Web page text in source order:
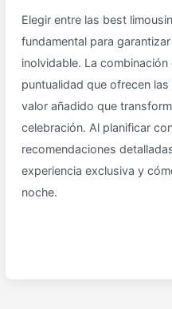
Elegir entre las best
fundamental para
inolvidable. La
puntualidad que ofrecen
valor añadido que
celebración. Al planificar
recomendaciones
experiencia exclusiva y
noche.